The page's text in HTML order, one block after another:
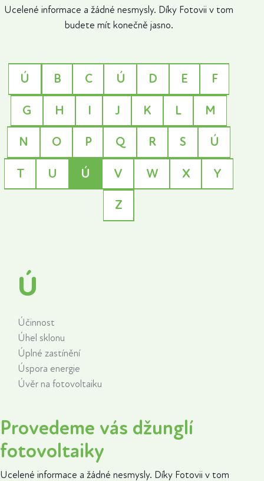
Ucelené informace a žádné nesmysly. Díky Fotovii v tom
budete mít konečně jasno.
Ú B C Ú D E F
G H I J K L M
N O P Q R S Ú
T U Ú V W X Y
Z
Ú
Účinnost
Úhel sklonu
Úplné zastínění
Úspora energie
Úvěr na fotovoltaiku
Provedeme vás džunglí
fotovoltaiky
Ucelené informace a žádné nesmysly. Díky Fotovii v tom